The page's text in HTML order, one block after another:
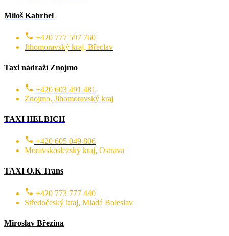
Miloš Kabrhel
+420 777 597 760
Jihomoravský kraj, Břeclav
Taxi nádraží Znojmo
+420 603 491 481
Znojmo, Jihomoravský kraj
TAXI HELBICH
+420 605 049 806
Moravskoslezský kraj, Ostrava
TAXI O.K Trans
+420 773 777 440
Středočeský kraj, Mladá Boleslav
Miroslav Březina